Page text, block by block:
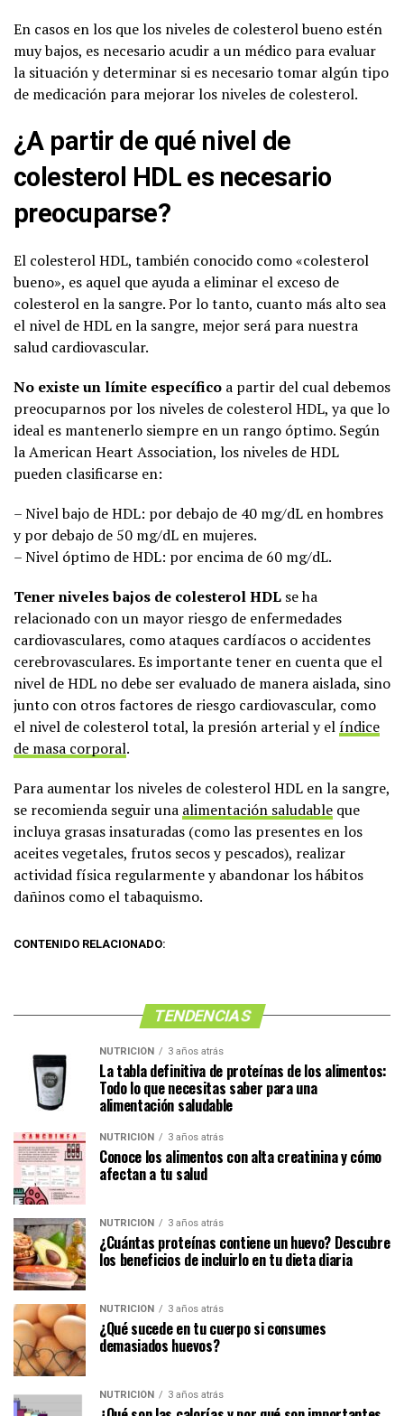
En casos en los que los niveles de colesterol bueno estén
muy bajos, es necesario acudir a un médico para evaluar
la situación y determinar si es necesario tomar algún tipo
de medicación para mejorar los niveles de colesterol.
¿A partir de qué nivel de
colesterol HDL es necesario
preocuparse?
El colesterol HDL, también conocido como «colesterol
bueno», es aquel que ayuda a eliminar el exceso de
colesterol en la sangre. Por lo tanto, cuanto más alto sea
el nivel de HDL en la sangre, mejor será para nuestra
salud cardiovascular.
No existe un límite específico a partir del cual debemos
preocuparnos por los niveles de colesterol HDL, ya que lo
ideal es mantenerlo siempre en un rango óptimo. Según
la American Heart Association, los niveles de HDL
pueden clasificarse en:
– Nivel bajo de HDL: por debajo de 40 mg/dL en hombres
y por debajo de 50 mg/dL en mujeres.
– Nivel óptimo de HDL: por encima de 60 mg/dL.
Tener niveles bajos de colesterol HDL se ha
relacionado con un mayor riesgo de enfermedades
cardiovasculares, como ataques cardíacos o accidentes
cerebrovasculares. Es importante tener en cuenta que el
nivel de HDL no debe ser evaluado de manera aislada, sino
junto con otros factores de riesgo cardiovascular, como
el nivel de colesterol total, la presión arterial y el índice
de masa corporal.
Para aumentar los niveles de colesterol HDL en la sangre,
se recomienda seguir una alimentación saludable que
incluya grasas insaturadas (como las presentes en los
aceites vegetales, frutos secos y pescados), realizar
actividad física regularmente y abandonar los hábitos
dañinos como el tabaquismo.
CONTENIDO RELACIONADO:
TENDENCIAS
NUTRICIÓN 3 años atrás
La tabla definitiva de proteínas de los alimentos:
Todo lo que necesitas saber para una
alimentación saludable
NUTRICIÓN 3 años atrás
Conoce los alimentos con alta creatinina y cómo
afectan a tu salud
NUTRICIÓN 3 años atrás
¿Cuántas proteínas contiene un huevo? Descubre
los beneficios de incluirlo en tu dieta diaria
NUTRICIÓN 3 años atrás
¿Qué sucede en tu cuerpo si consumes
demasiados huevos?
NUTRICIÓN 3 años atrás